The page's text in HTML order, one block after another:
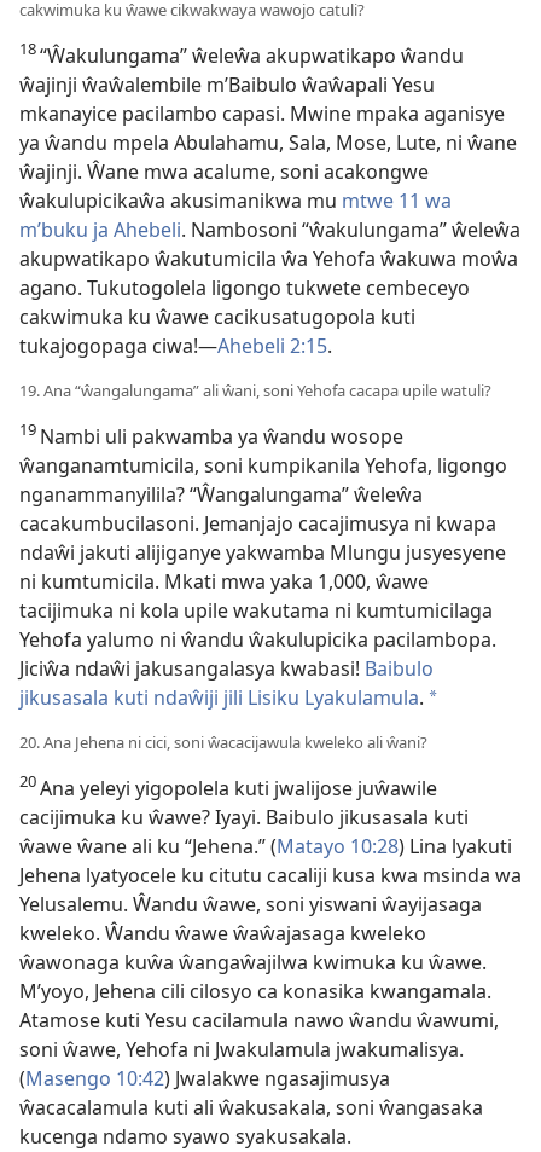
cakwimuka ku ŵawe cikwakwaya wawojo catuli?
18“Ŵakulungama” ŵeleŵa akupwatikapo ŵandu
ŵajinji ŵaŵalembile m’Baibulo ŵaŵapali Yesu
mkanayice pacilambo capasi. Mwine mpaka aganisye
ya ŵandu mpela Abulahamu, Sala, Mose, Lute, ni ŵane
ŵajinji. Ŵane mwa acalume, soni acakongwe
ŵakulupicikaŵa akusimanikwa mu mtwe 11 wa
m’buku ja Ahebeli. Nambosoni “ŵakulungama” ŵeleŵa
akupwatikapo ŵakutumicila ŵa Yehofa ŵakuwa moŵa
agano. Tukutogolela ligongo tukwete cembeceyo
cakwimuka ku ŵawe cacikusatugopola kuti
tukajogopaga ciwa!—Ahebeli 2:15.
19. Ana “ŵangalungama” ali ŵani, soni Yehofa cacapa upile watuli?
19 Nambi uli pakwamba ya ŵandu wosope
ŵanganamtumicila, soni kumpikanila Yehofa, ligongo
nganammanyilila? “Ŵangalungama” ŵeleŵa
cacakumbucilasoni. Jemanjajo cacajimusya ni kwapa
ndaŵi jakuti alijiganye yakwamba Mlungu jusyesyene
ni kumtumicila. Mkati mwa yaka 1,000, ŵawe
tacijimuka ni kola upile wakutama ni kumtumicilaga
Yehofa yalumo ni ŵandu ŵakulupicika pacilambopa.
Jiciŵa ndaŵi jakusangalasya kwabasi! Baibulo
jikusasala kuti ndaŵiji jili Lisiku Lyakulamula. *
20. Ana Jehena ni cici, soni ŵacacijawula kweleko ali ŵani?
20Ana yeleyi yigopolela kuti jwalijose juŵawile
cacijimuka ku ŵawe? Iyayi. Baibulo jikusasala kuti
ŵawe ŵane ali ku “Jehena.” (Matayo 10:28) Lina lyakuti
Jehena lyatyocele ku citutu cacaliji kusa kwa msinda wa
Yelusalemu. Ŵandu ŵawe, soni yiswani ŵayijasaga
kweleko. Ŵandu ŵawe ŵaŵajasaga kweleko
ŵawonaga kuŵa ŵangaŵajilwa kwimuka ku ŵawe.
M’yoyo, Jehena cili cilosyo ca konasika kwangamala.
Atamose kuti Yesu cacilamula nawo ŵandu ŵawumi,
soni ŵawe, Yehofa ni Jwakulamula jwakumalisya.
(Masengo 10:42) Jwalakwe ngasajimusya
ŵacacalamula kuti ali ŵakusakala, soni ŵangasaka
kucenga ndamo syawo syakusakala.